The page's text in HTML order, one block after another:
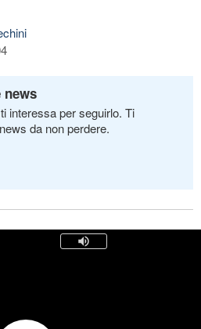
news
interessa per seguirlo. Ti
da non perdere.